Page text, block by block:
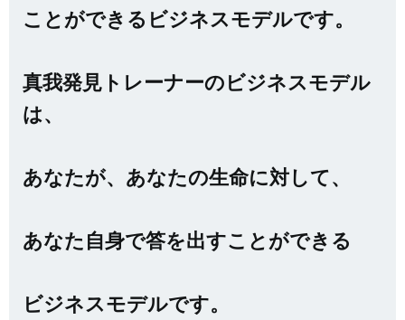
ことができるビジネスモデルです。
真我発見トレーナーのビジネスモデル
は、
あなたが、あなたの生命に対して、
あなた自身で答を出すことができる
ビジネスモデルです。